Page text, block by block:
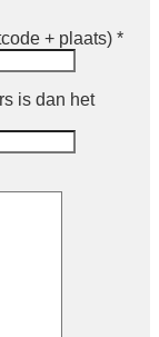
+ plaats) *
is dan het